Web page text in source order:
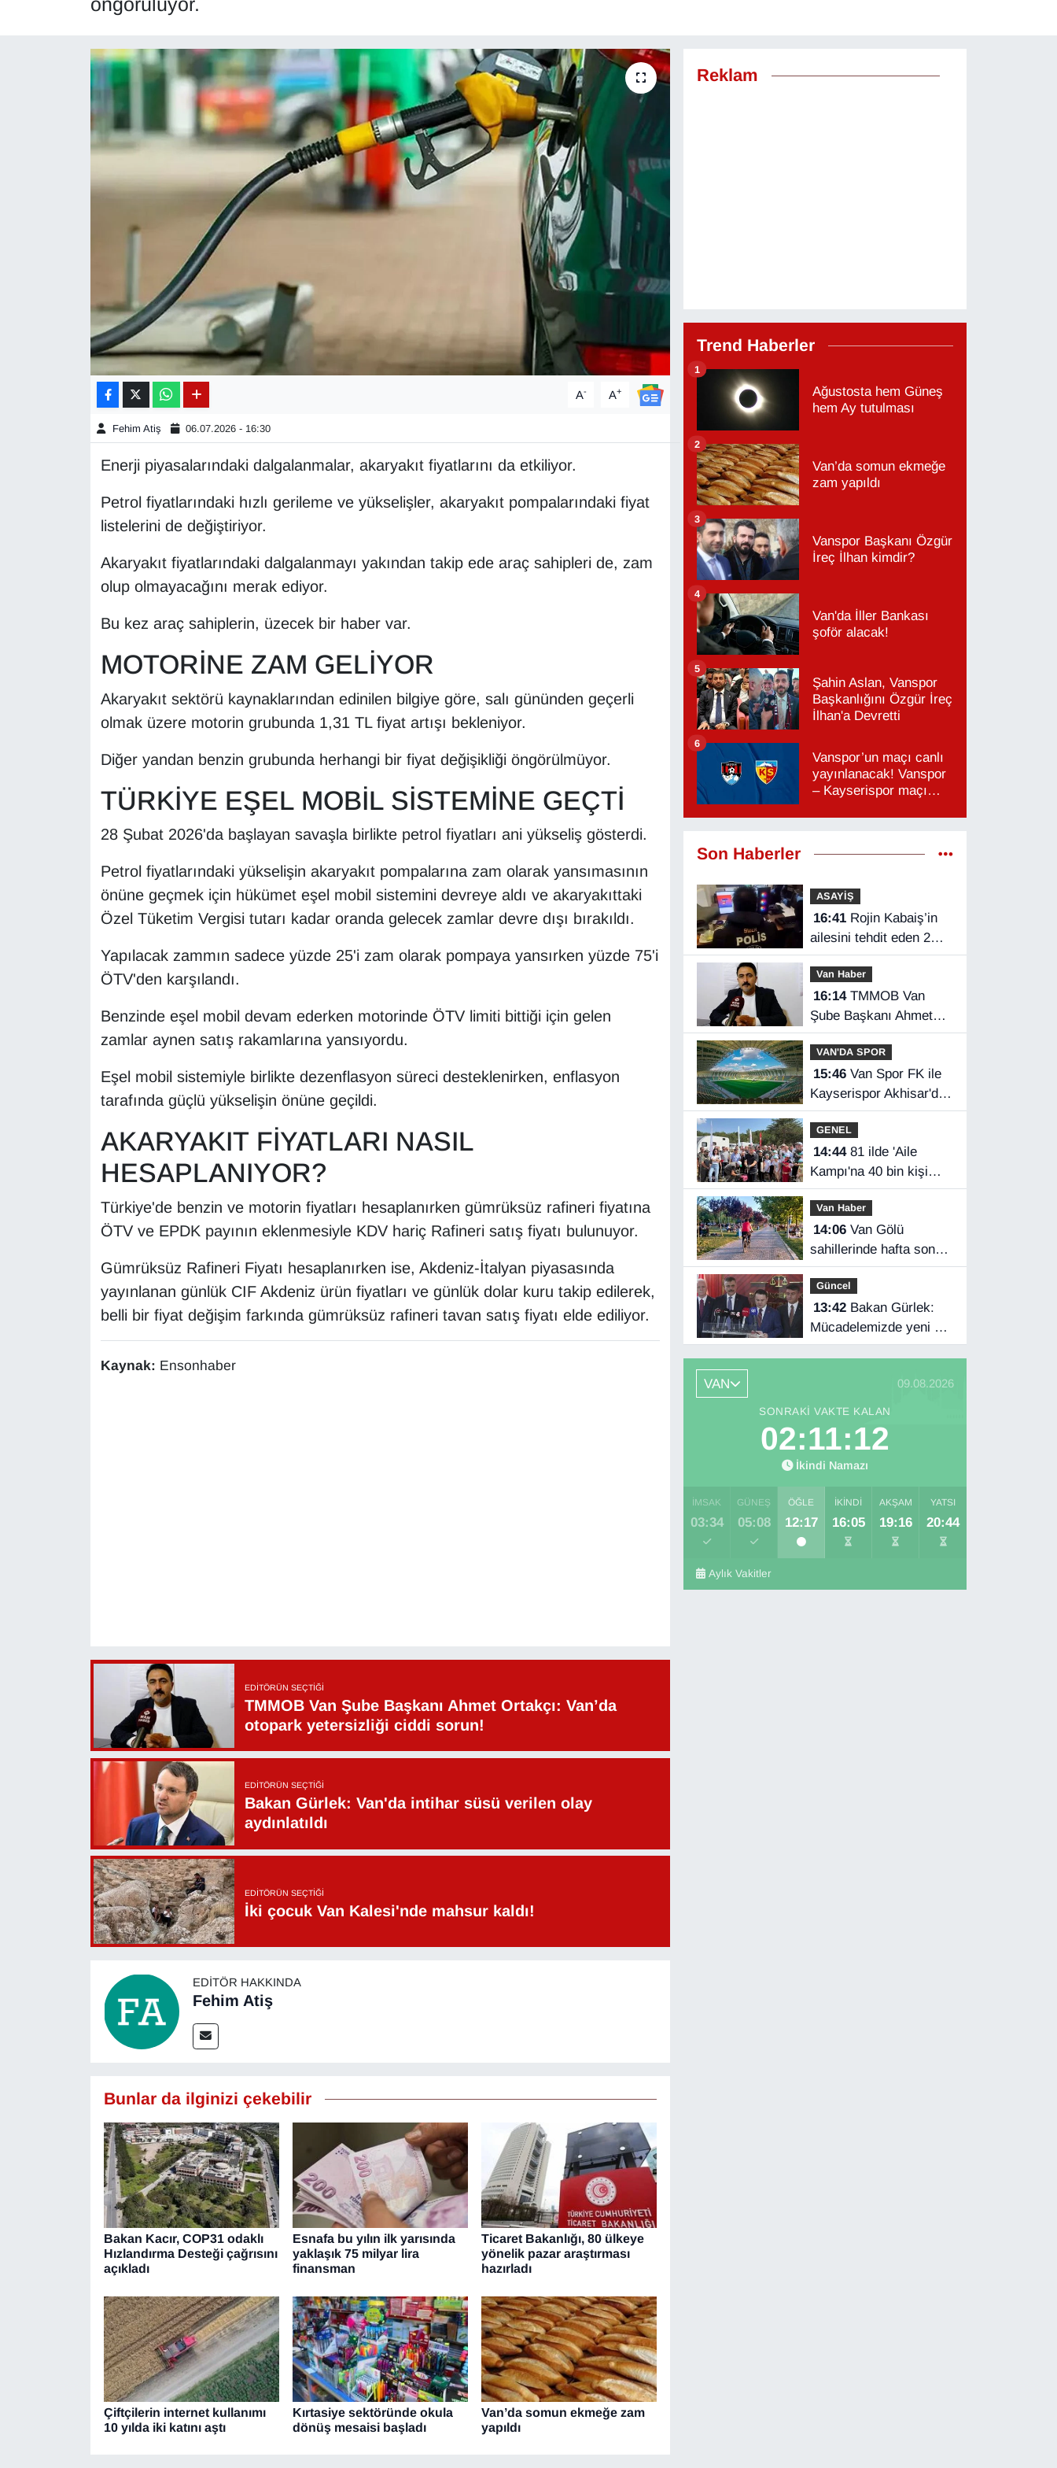
A- A+
Fehim Atiş 06.07.2026 - 16:30
Enerji piyasalarındaki dalgalanmalar, akaryakıt fiyatlarını da etkiliyor.
Petrol fiyatlarındaki hızlı gerileme ve yükselişler, akaryakıt pompalarındaki fiyat
listelerini de değiştiriyor.
Akaryakıt fiyatlarındaki dalgalanmayı yakından takip ede araç sahipleri de, zam
olup olmayacağını merak ediyor.
Bu kez araç sahiplerin, üzecek bir haber var.
MOTORİNE ZAM GELİYOR
Akaryakıt sektörü kaynaklarından edinilen bilgiye göre, salı gününden geçerli
olmak üzere motorin grubunda 1,31 TL fiyat artışı bekleniyor.
Diğer yandan benzin grubunda herhangi bir fiyat değişikliği öngörülmüyor.
TÜRKİYE EŞEL MOBİL SİSTEMİNE GEÇTİ
28 Şubat 2026'da başlayan savaşla birlikte petrol fiyatları ani yükseliş gösterdi.
Petrol fiyatlarındaki yükselişin akaryakıt pompalarına zam olarak yansımasının
önüne geçmek için hükümet eşel mobil sistemini devreye aldı ve akaryakıttaki
Özel Tüketim Vergisi tutarı kadar oranda gelecek zamlar devre dışı bırakıldı.
Yapılacak zammın sadece yüzde 25'i zam olarak pompaya yansırken yüzde 75'i
ÖTV'den karşılandı.
Benzinde eşel mobil devam ederken motorinde ÖTV limiti bittiği için gelen
zamlar aynen satış rakamlarına yansıyordu.
Eşel mobil sistemiyle birlikte dezenflasyon süreci desteklenirken, enflasyon
tarafında güçlü yükselişin önüne geçildi.
AKARYAKIT FİYATLARI NASIL
HESAPLANIYOR?
Türkiye'de benzin ve motorin fiyatları hesaplanırken gümrüksüz rafineri fiyatına
ÖTV ve EPDK payının eklenmesiyle KDV hariç Rafineri satış fiyatı bulunuyor.
Gümrüksüz Rafineri Fiyatı hesaplanırken ise, Akdeniz-İtalyan piyasasında
yayınlanan günlük CIF Akdeniz ürün fiyatları ve günlük dolar kuru takip edilerek,
belli bir fiyat değişim farkında gümrüksüz rafineri tavan satış fiyatı elde ediliyor.
Kaynak: Ensonhaber
EDITÖRÜN SEÇTIĞI
TMMOB Van Şube Başkanı Ahmet Ortakçı: Van’da
otopark yetersizliği ciddi sorun!
EDITÖRÜN SEÇTIĞI
Bakan Gürlek: Van'da intihar süsü verilen olay
aydınlatıldı
EDITÖRÜN SEÇTIĞI
İki çocuk Van Kalesi'nde mahsur kaldı!
EDITÖR HAKKINDA
Fehim Atiş
Bunlar da ilginizi çekebilir
Bakan Kacır, COP31 odaklı
Hızlandırma Desteği çağrısını
açıkladı
Esnafa bu yılın ilk yarısında
yaklaşık 75 milyar lira
finansman
Ticaret Bakanlığı, 80 ülkeye
yönelik pazar araştırması
hazırladı
Çiftçilerin internet kullanımı
10 yılda iki katını aştı
Kırtasiye sektöründe okula
dönüş mesaisi başladı
Van’da somun ekmeğe zam
yapıldı
Reklam
Trend Haberler
Ağustosta hem Güneş
hem Ay tutulması
1
Van’da somun ekmeğe
zam yapıldı
2
Vanspor Başkanı Özgür
İreç İlhan kimdir?
3
Van'da İller Bankası
şoför alacak!
4
Şahin Aslan, Vanspor
Başkanlığını Özgür İreç
İlhan'a Devretti
5
Vanspor’un maçı canlı
yayınlanacak! Vanspor
– Kayserispor maçı
6
Son Haberler
ASAYİŞ
16:41Rojin Kabaiş’in
ailesini tehdit eden 2
kişi tutuklandı
Van Haber
16:14TMMOB Van
Şube Başkanı Ahmet
Ortakçı: Van’da otopark
yetersizliği ciddi sorun!
VAN'DA SPOR
15:46Van Spor FK ile
Kayserispor Akhisar'da
rakip
GENEL
14:4481 ilde 'Aile
Kampı'na 40 bin kişi
katıldı
Van Haber
14:06Van Gölü
sahillerinde hafta sonu
yoğunluğu
Güncel
13:42Bakan Gürlek:
Mücadelemizde yeni bir
boyuta geçeceğiz
VAN 09.08.2026
SONRAKI VAKTE KALAN
02:11:11
İkindi Namazı
İMSAK
03:34
GÜNEŞ
05:08
ÖĞLE
12:17
İKINDI
16:05
AKŞAM
19:16
YATSI
20:44
Aylık Vakitler
DÜNYA
EĞİTİM
EKONOMİ
Eleman
GENEL
HABERDE İNSAN
Kamu Alımları
Kim Kimdir?
Kültür & Sanat
MAGAZİN
ONE EKONOMİ
POLİTİKA
Resmi İlanlar
RÖPORTAJ
Sinema - TV
TEKNOLOJİ
VAN'DA SPOR